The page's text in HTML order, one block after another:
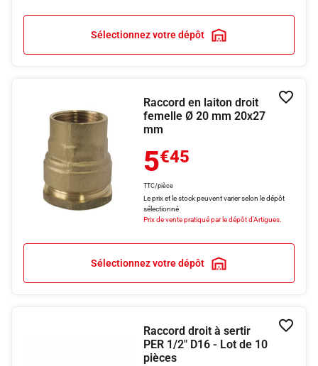
Sélectionnez votre dépôt
Raccord en laiton droit
femelle Ø 20 mm 20x27
mm
5€45
TTC/pièce
Le prix et le stock peuvent varier selon le dépôt
sélectionné
Prix de vente pratiqué par le dépôt d'Artigues.
Sélectionnez votre dépôt
Raccord droit à sertir
PER 1/2" D16 - Lot de 10
pièces